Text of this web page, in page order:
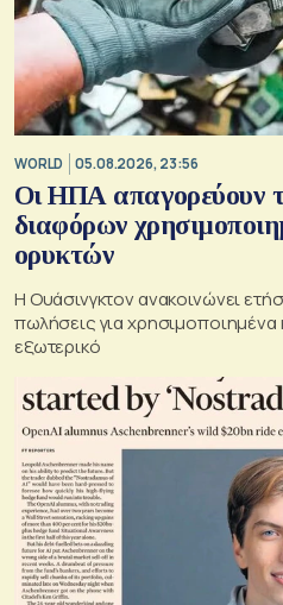
WORLD 05.08.2026, 23:56
Οι ΗΠΑ απαγορεύουν
διαφόρων
ορυκτών
Η Ουάσινγκτον ανακοινώνει
πωλήσεις για χρησιμοποιημένα
εξωτερικό